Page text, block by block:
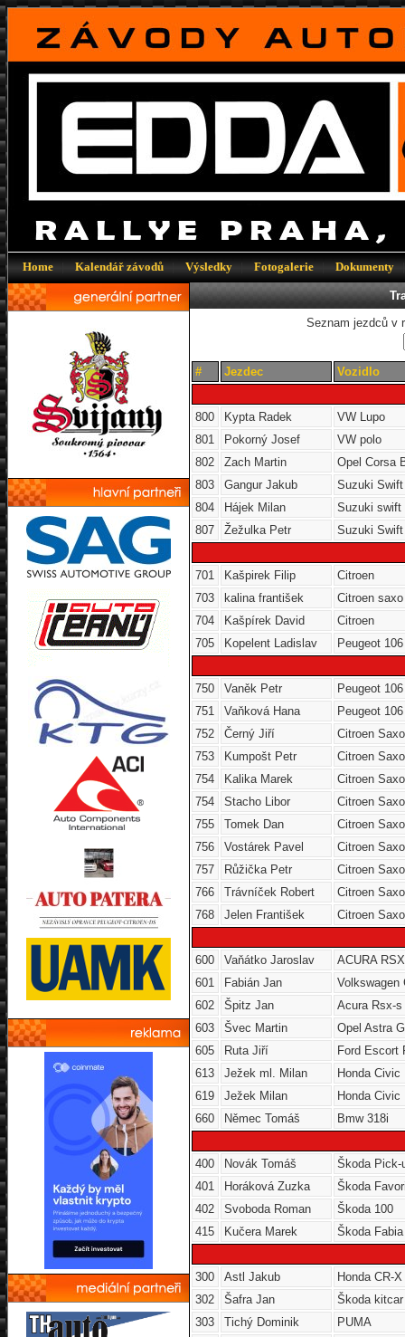
Home Kalendář závodů Výsledky Fotogalerie Dokumenty
Seznam jezdců v
# Jezdec Vozidlo
800 Kypta Radek
VW Lupo
801
Pokorný Josef
VW polo
802
Zach Martin
Opel Corsa
803
Gangur Jakub
Suzuki
804
Hájek Milan
Suzuki swift
807
Žežulka Petr Suzuki
701 Kašpirek Filip
Citroen
703
kalina františek
Citroen
704
Kašpírek David
Citroen
705
Kopelent Ladislav Peugeot
750 Vaněk Petr
Peugeot
751
Vaňková Hana
Peugeot
752
Černý Jiří
Citroen
753
Kumpošt Petr
Citroen
754
Kalika Marek
Citroen
754
Stacho Libor
Citroen
755
Tomek Dan
Citroen
756
Vostárek Pavel
Citroen
757
Růžička Petr
Citroen
766
Trávníček Robert
Citroen Saxo
768
Jelen František Citroen Saxo
600 Vaňátko Jaroslav
ACURA RSX
601
Fabián Jan
Volkswagen
602
Špitz Jan
Acura Rsx-s
603
Švec Martin
Opel Astra
605
Ruta Jiří
Ford Escort
613
Ježek ml. Milan
Honda Civic
619
Ježek Milan
Honda Civic
660
Němec Tomáš Bmw 318i
400 Novák Tomáš
Škoda Pick-
401
Horáková Zuzka
Škoda
402
Svoboda Roman
Škoda 100
415
Kučera Marek Škoda Fabia
300 Astl Jakub
Honda CR-
302
Šafra Jan
Škoda kitcar
303
Tichý Dominik
PUMA